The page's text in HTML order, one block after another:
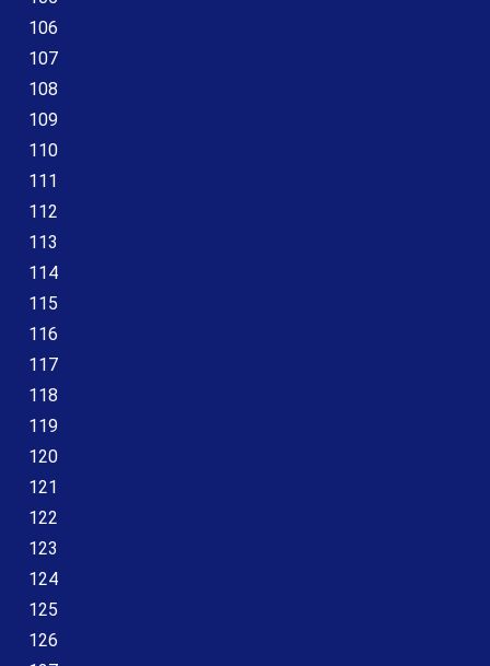
106
107
108
109
110
111
112
113
114
115
116
117
118
119
120
121
122
123
124
125
126